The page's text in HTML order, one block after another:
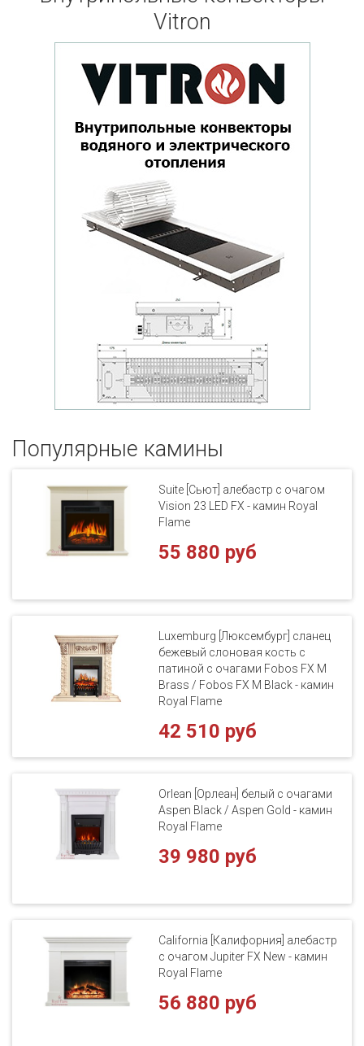
Vitron
Популярные кaмины
Suite [Сьют] алебастр с очагом
Vision 23 LED FX - камин Royal
Flame
55 880 руб
Luxemburg [Люксембург] сланец
бежевый слоновая кость с
патиной с очагами Fobos FX M
Brass / Fobos FX M Black - камин
Royal Flame
42 510 руб
Orlean [Орлеан] белый с очагами
Aspen Black / Aspen Gold - камин
Royal Flame
39 980 руб
California [Калифорния] алебастр
с очагом Jupiter FX New - камин
Royal Flame
56 880 руб